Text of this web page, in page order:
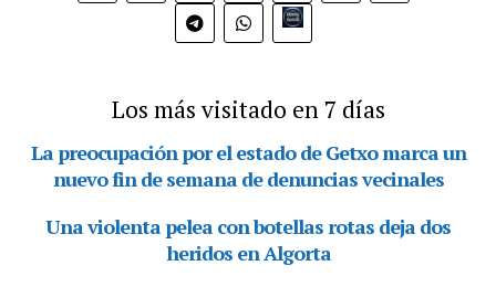
Bio.link
Los más visitado en 7 días